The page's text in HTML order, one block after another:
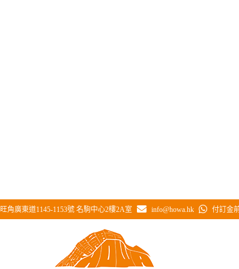
旺角廣東道1145-1153號 名駒中心2樓2A室 info@howa.hk 付訂金